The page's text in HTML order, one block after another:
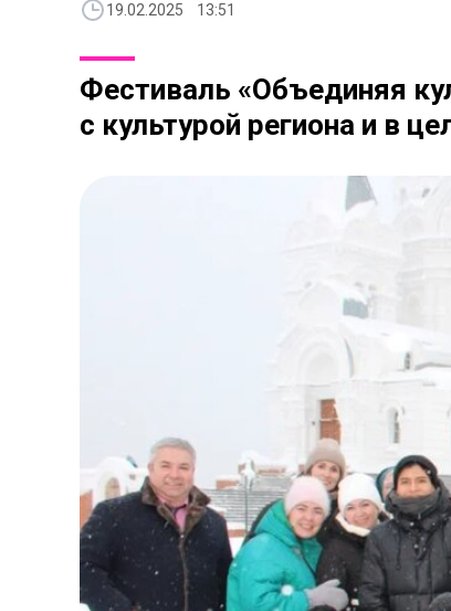
19.02.2025 13:51
Фестиваль «Объединяя
с культурой региона и в